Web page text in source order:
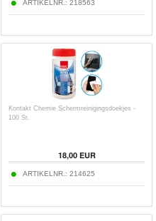
ARTIKELNR.: 218563
Kontakt Chemie Schermreinigingsdoekjes -
100 St.
18,00EUR
ARTIKELNR.: 214625